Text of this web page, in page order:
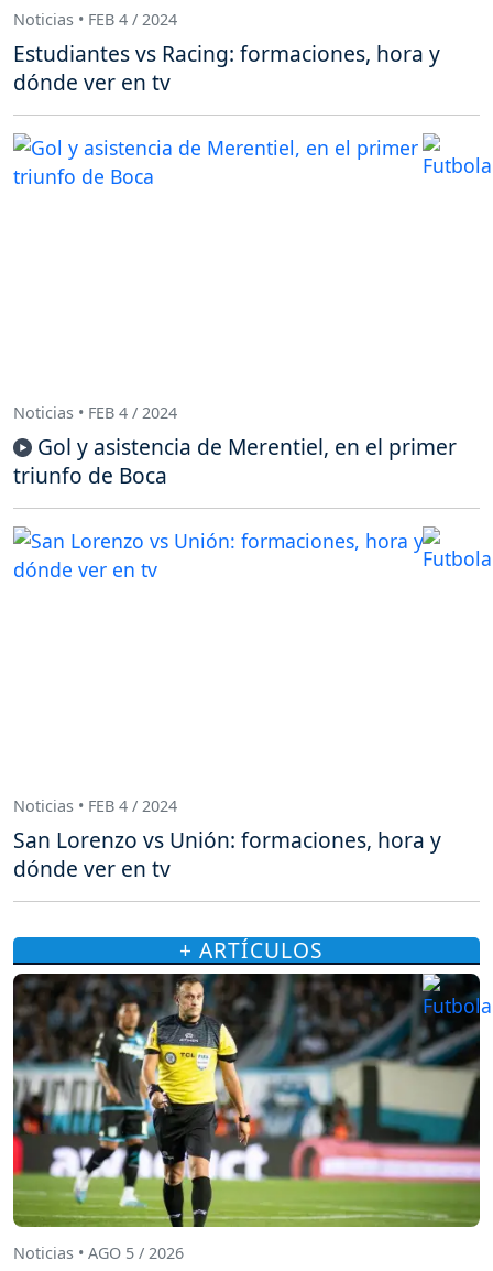
Noticias • FEB 4 / 2024
Estudiantes vs Racing: formaciones, hora y
dónde ver en tv
Noticias • FEB 4 / 2024
Gol y asistencia de Merentiel, en el primer
triunfo de Boca
Noticias • FEB 4 / 2024
San Lorenzo vs Unión: formaciones, hora y
dónde ver en tv
+ ARTÍCULOS
Noticias • AGO 5 / 2026